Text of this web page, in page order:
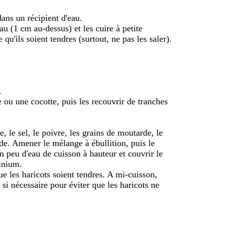
un récipient d'eau.
(1 cm au-dessus) et les cuire à petite
soient tendres (surtout, ne pas les saler).
ou une cocotte, puis les recouvrir de tranches
le sel, le poivre, les grains de moutarde, le
Amener le mélange à ébullition, puis le
peu d'eau de cuisson à hauteur et couvrir le
les haricots soient tendres. A mi-cuisson,
nécessaire pour éviter que les haricots ne